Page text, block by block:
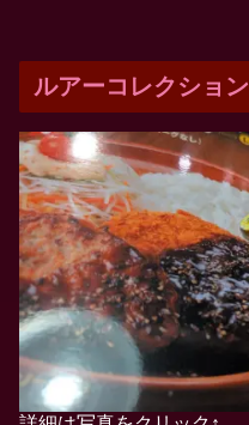
ルアーコレクション